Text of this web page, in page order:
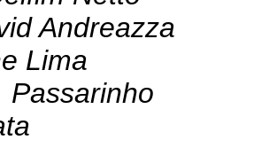
Andreazza
Lima
Passarinho